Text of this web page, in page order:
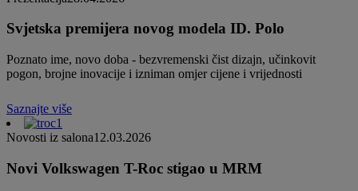
Svjetska premijera novog modela ID. Polo
Poznato ime, novo doba - bezvremenski čist dizajn, učinkovit
pogon, brojne inovacije i izniman omjer cijene i vrijednosti
Saznajte više
Novosti iz salona12.03.2026
Novi Volkswagen T-Roc stigao u MRM